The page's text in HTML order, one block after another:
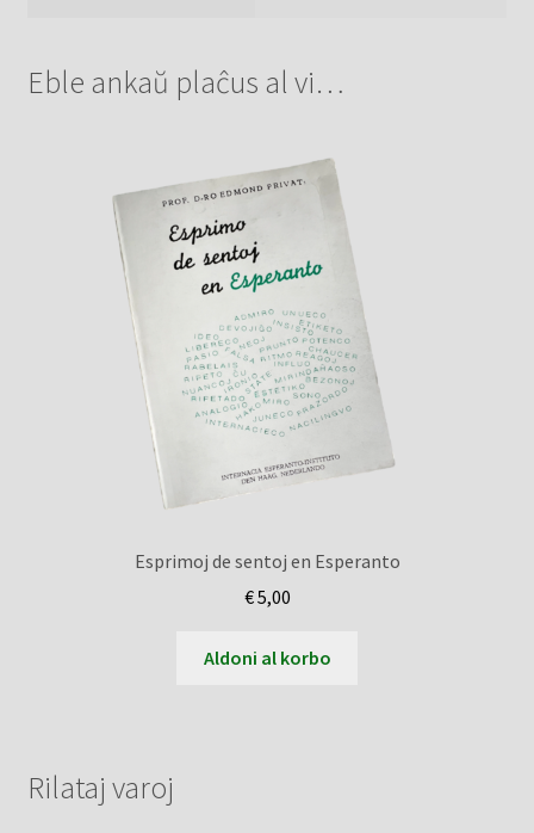
Eble ankaŭ plaĉus al vi…
Esprimoj de sentoj en Esperanto
€5,00
Aldoni al korbo
Rilataj varoj